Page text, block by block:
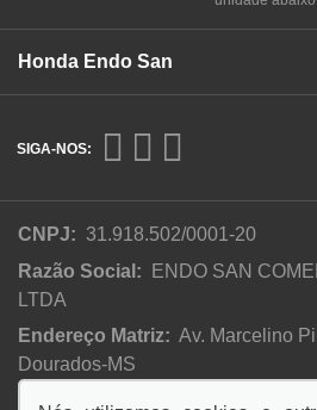
Honda Endo San
SIGA-NOS:
CNPJ: 31.918.502/0001-20
Razão Social:
ENDO SAN
LTDA
Endereço Matriz: Av. Marcelino
Dourados-MS